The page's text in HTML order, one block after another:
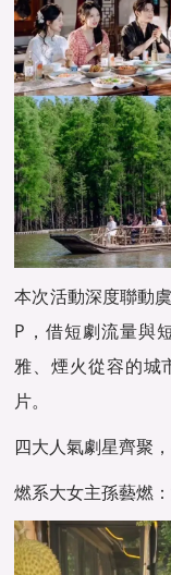
本次活動深度聯動
P，借短劇流量與
雅、煙火從容的城
片。
四大人氣劇星齊聚
燃系大女主孫藝燃